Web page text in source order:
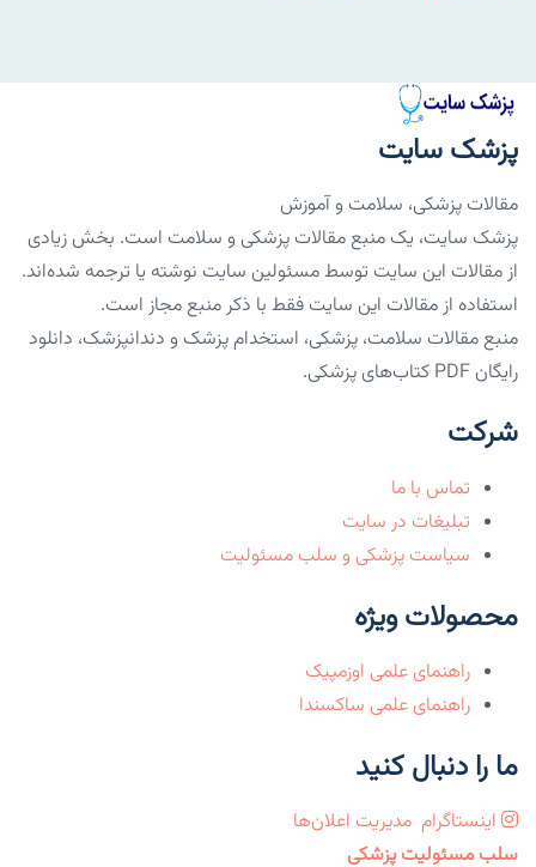
پزشک سایت
مقالات پزشکی، سلامت و آموزش
پزشک سایت، یک منبع مقالات پزشکی و سلامت است. بخش زیادی
از مقالات این سایت توسط مسئولین سایت نوشته یا ترجمه شده‌اند.
استفاده از مقالات این سایت فقط با ذکر منبع مجاز است.
منبع مقالات سلامت، پزشکی، استخدام پزشک و دندانپزشک، دانلود
رایگان PDF کتاب‌های پزشکی.
شرکت
تماس با ما
تبلیغات در سایت
سیاست پزشکی و سلب مسئولیت
محصولات ویژه
راهنمای علمی اوزمپیک
راهنمای علمی ساکسندا
ما را دنبال کنید
اینستاگرام مدیریت اعلان‌ها
سلب مسئولیت پزشکی